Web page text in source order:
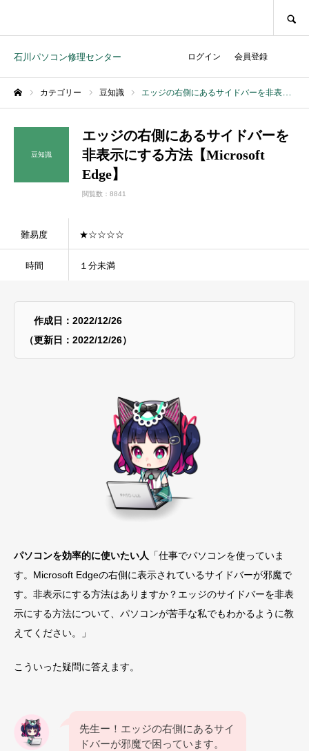
石川パソコン修理センター ログイン 会員登録
カテゴリー 豆知識 エッジの右側にあるサイドバーを非表示にする方法【Microsoft Edge】
豆知識
エッジの右側にあるサイドバーを
非表示にする方法【Microsoft
Edge】
閲覧数：8841
難易度 ★☆☆☆☆
時間 １分未満
作成日：2022/12/26
（更新日：2022/12/26）
パソコンを効率的に使いたい人 「仕事でパソコンを使っていま
す。Microsoft Edgeの右側に表示されているサイドバーが邪魔で
す。非表示にする方法はありますか？エッジのサイドバーを非表
示にする方法について、パソコンが苦手な私でもわかるように教
えてください。」
こういった疑問に答えます。
先生ー！エッジの右側にあるサイ
ドバーが邪魔で困っています。